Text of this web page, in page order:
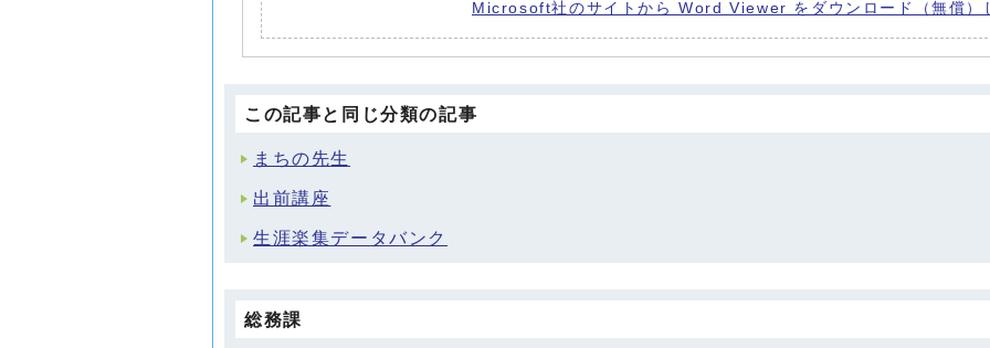
Microsoft社のサイトから Word Viewer をダウンロード（無償）
この記事と同じ分類の記事
まちの先生
出前講座
生涯楽集データバンク
総務課